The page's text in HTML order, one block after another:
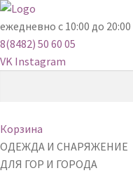
ежедневно с 10:00 до 20:00
8(8482) 50 60 05
VK Instagram
Корзина
ОДЕЖДА И СНАРЯЖЕНИЕ
ДЛЯ ГОР И ГОРОДА